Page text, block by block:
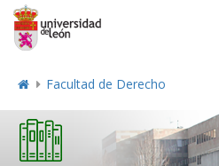
Facultad de Derecho